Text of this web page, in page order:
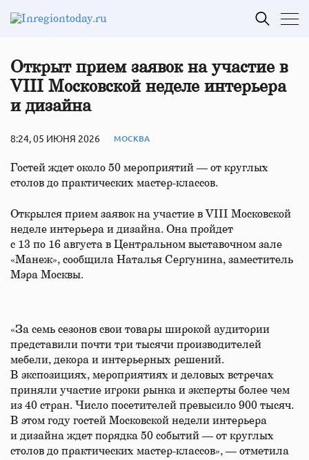
Открыт прием заявок на участие в
VIII Московской неделе интерьера
и дизайна
8:24, 05 ИЮНЯ 2026 МОСКВА
Гостей ждет около 50 мероприятий — от круглых
столов до практических мастер-классов.
Открылся прием заявок на участие в VIII Московской
неделе интерьера и дизайна. Она пройдет
с 13 по 16 августа в Центральном выставочном зале
«Манеж», сообщила Наталья Сергунина, заместитель
Мэра Москвы.
«За семь сезонов свои товары широкой аудитории
представили почти три тысячи производителей
мебели, декора и интерьерных решений.
В экспозициях, мероприятиях и деловых встречах
приняли участие игроки рынка и эксперты более чем
из 40 стран. Число посетителей превысило 900 тысяч.
В этом году гостей Московской недели интерьера
и дизайна ждет порядка 50 событий — от круглых
столов до практических мастер-классов», — отметила